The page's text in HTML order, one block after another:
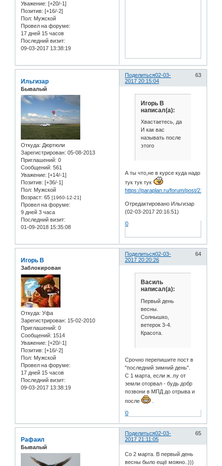
Уважение: [+20/-1]
Позитив: [+16/-2]
Пол: Мужской
Провел на форуме:
17 дней 15 часов
Последний визит:
09-03-2017 13:38:19
Поделиться 63
02-03-
2017 20:15:04
Ильгизар
Бывалый
Откуда: Дюртюли
Зарегистрирован: 05-08-2013
Приглашений: 0
Сообщений: 561
Уважение: [+14/-1]
Позитив: [+36/-1]
Пол: Мужской
Возраст: 65 [1960-12-21]
Провел на форуме:
9 дней 3 часа
Последний визит:
01-09-2018 15:35:08
Игорь В
написал(а):
Хвастаетесь, да
И как вас
называть после
этого
А ты что,не в курсе куда надо
тук тук тук
https://paraplan.ru/forum/post/2174941
Отредактировано Ильгизар
(02-03-2017 20:16:51)
0
Поделиться 64
02-03-
2017 20:20:26
Игорь В
Заблокирован
Откуда: Уфа
Зарегистрирован: 15-02-2010
Приглашений: 0
Сообщений: 1514
Уважение: [+20/-1]
Позитив: [+16/-2]
Пол: Мужской
Провел на форуме:
17 дней 15 часов
Последний визит:
09-03-2017 13:38:19
Василь
написал(а):
Первый день
весны.
Солнышко,
ветерок 3-4.
Красота.
Срочно перепишите пост в
"последний зимний день".
С 1 марта, если ж..пу от
земли оторвал - будь добр
позвони в МПД до отрыва и
после
0
Поделиться 65
02-03-
2017 21:11:05
Рафаил
Бывалый
Со 2 марта. В первый день
весны было ещё можно..)))